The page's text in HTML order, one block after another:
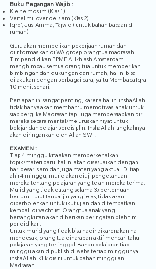
Buku Pegangan Wajib :
Kleine moslim (Klas 1)
Vertel mij over de Islam (Klas 2)
Iqro’, Jus ‘Amma, Tajwid ( untuk bahan bacaan di
rumah)
Guru akan memberikan pekerjaan rumah dan
diinformasikan di WA groep orangtua madrasah.
Tim pendidikan PPME Al Ikhlash Amsterdam
menghimbau semua orang tua untuk memberikan
bimbingan dan dukungan dari rumah, hal ini bisa
dilakukan dengan berbagai cara, yaitu Membaca Iqra
10 menit sehari.​
Persiapan ini sangat penting, karena hal ini inshaAllah
tidak hanya akan membantu memotivasi anak untuk
siap pergi ke Madrasah tapi juga mempersiapkan diri
mereka secara mental/meluruskan niyat untuk
belajar dan belajar berdisiplin. InshaAllah langkahnya
akan diringankan oleh Allah SWT.
EXAMEN :
Tiap 4 minggu kita akan memperkenalkan
topik/materi baru, hal ini akan disesuaikan dengan
hari besar Islam dan juga materi yang aktual. Di tiap
ahir 4 minggu, murid akan diuji pengetahuan
mereka tentang pelajaran yang telah mereka terima.
Murid yang tidak datang selama 3x pertemuan
berturut turut tanpa ijin yang jelas, tidak akan
diperbolehkan untuk ikut ujian dan ditempatkan
kembali di wachtlist. Orangtua anak yang
bersangkutan akan diberikan peringatan oleh tim
pendidikan.
Untuk murid yang tidak bisa hadir dikarenakan hal
mendesak, orang tua diharapan aktif mencari tahu
pelajaran yang tertinggal. Bahan pelajaran tiap
minggu akan dipublish di website tiap minggunya,
inshaAllah. Klik disini untuk bahan mingguan
Madrasah.